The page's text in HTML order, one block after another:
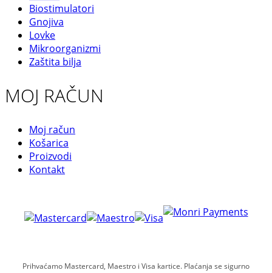
Biostimulatori
Gnojiva
Lovke
Mikroorganizmi
Zaštita bilja
MOJ RAČUN
Moj račun
Košarica
Proizvodi
Kontakt
Prihvaćamo Mastercard, Maestro i Visa kartice. Plaćanja se sigurno